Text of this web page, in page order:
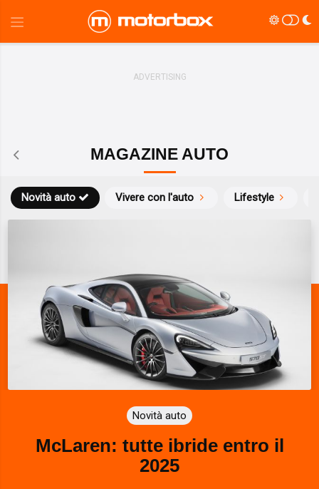
MAGAZINE AUTO
Novità auto Vivere con l'auto Lifestyle
Novità auto
McLaren: tutte ibride entro il
2025